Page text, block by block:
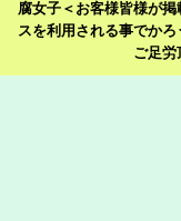
腐女子＜お客様皆様が
スを利用される事でか
ご足労